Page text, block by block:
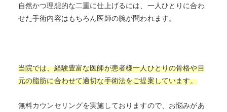
自然かつ理想的な二重に仕上げるには、一人ひとりに合わ
せた手術内容はもちろん医師の腕が問われます。
当院では、経験豊富な医師が患者様一人ひとりの骨格や目
元の脂肪に合わせて適切な手術法をご提案しています。
無料カウンセリングを実施しておりますので、お悩みがあ